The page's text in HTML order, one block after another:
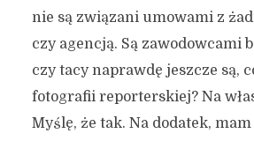
nie są związani umowami z
czy agencją. Są zawodowcami
czy tacy naprawdę jeszcze są,
fotografii reporterskiej? Na
Myślę, że tak. Na dodatek,